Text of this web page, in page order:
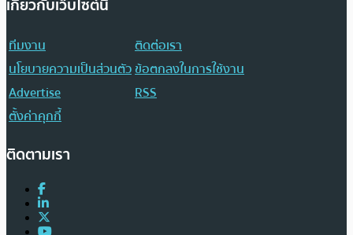
เกี่ยวกับเว็บไซต์นี้
ทีมงาน
ติดต่อเรา
นโยบายความเป็นส่วนตัวข้อตกลงในการใช้งาน
Advertise
RSS
ตั้งค่าคุกกี้
ติดตามเรา